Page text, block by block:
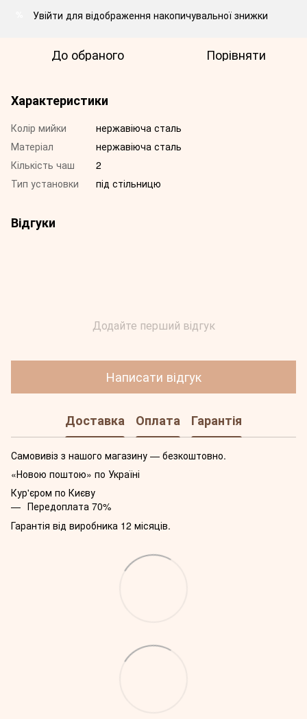
Увійти для відображення накопичувальної знижки
До обраного Порівняти
Характеристики
Колір мийки
нержавіюча сталь
Матеріал
нержавіюча сталь
Кількість чаш
2
Тип установки
під стільницю
Відгуки
Додайте перший відгук
Написати відгук
Доставка Оплата Гарантія
Самовивіз з нашого магазину — безкоштовно.
«Новою поштою» по Україні
Кур'єром по Києву
Передоплата 70%
Гарантія від виробника 12 місяців.